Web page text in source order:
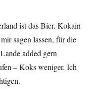
ist das Bier. Kokain
sagen lassen, für die
added gern
– Koks weniger. Ich